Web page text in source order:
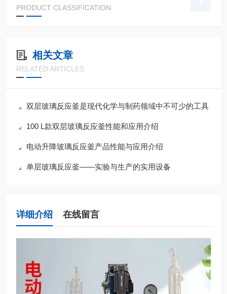
PRODUCT CLASSIFICATION
相关文章
RELATED ARTICLES
双层玻璃反应釜是现代化学与制药领域中不可少的工具
100 L款双层玻璃反应釜性能和应用介绍
电动升降玻璃反应釜产品性能与应用介绍
单层玻璃反应釜——实验与生产的实用设备
详细介绍 在线留言